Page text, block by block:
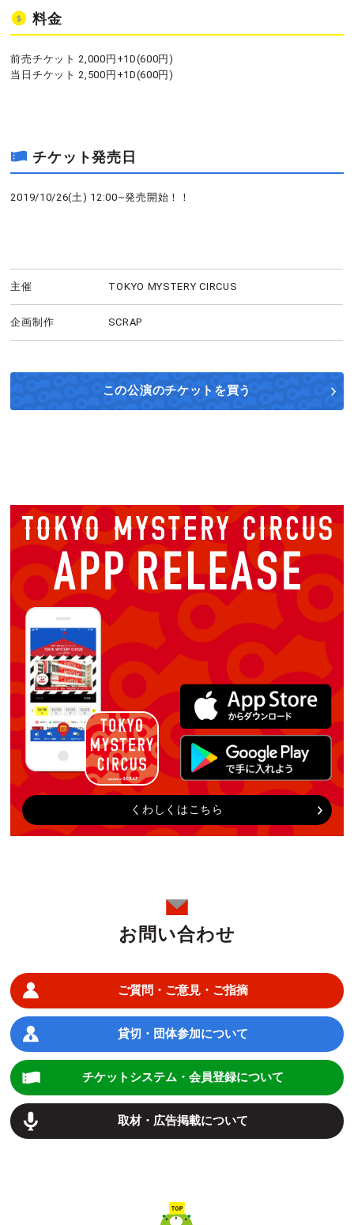
料金
前売チケット 2,000円+1D(600円)
当日チケット 2,500円+1D(600円)
チケット発売日
2019/10/26(土) 12:00~発売開始！！
主催 TOKYO MYSTERY CIRCUS
企画制作 SCRAP
この公演のチケットを買う
くわしくはこちら
お問い合わせ
ご質問・ご意見・ご指摘
貸切・団体参加について
チケットシステム・会員登録について
取材・広告掲載について